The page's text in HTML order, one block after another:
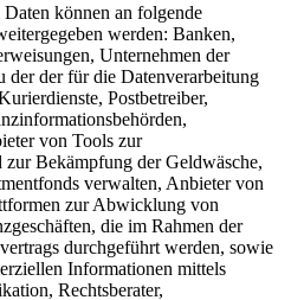
können an folgende
werden: Banken,
Unternehmen der
der der für die Datenverarbeitung
Postbetreiber,
von Tools zur
Bekämpfung der Geldwäsche,
verwalten, Anbieter von
zur Abwicklung von
die im Rahmen der
durchgeführt werden, sowie
Informationen mittels
Rechtsberater,